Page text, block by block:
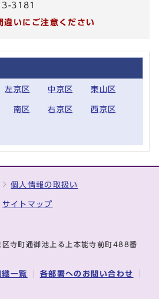
3181
違いにご注意ください
左京区 中京区 東山区
南区 右京区 西京区
個人情報の取扱い
サイトマップ
寺町通御池上る上本能寺前町488番
織一覧 各部署へのお問い合わせ